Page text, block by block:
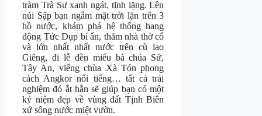
tràm Trà Sư xanh ngát, tĩnh lặng. Lên
núi Sập bạn ngắm mặt trời lặn trên 3
hồ nước, khám phá hệ thống hang
động Tức Dụp bí ẩn, thăm nhà thờ cổ
và lớn nhất nhất nước trên cù lao
Giêng, đi lễ đền miếu bà chúa Sứ,
Tây An, viếng chùa Xà Tón phong
cách Angkor nổi tiếng… tất cả trải
nghiệm đó ắt hẳn sẽ giúp bạn có một
kỷ niệm đẹp về vùng đất Tịnh Biên
xứ sông nước miệt vườn.